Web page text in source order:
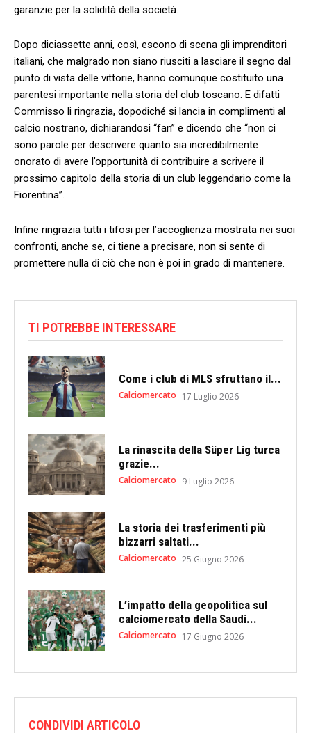
garanzie per la solidità della società.
Dopo diciassette anni, così, escono di scena gli imprenditori
italiani, che malgrado non siano riusciti a lasciare il segno dal
punto di vista delle vittorie, hanno comunque costituito una
parentesi importante nella storia del club toscano. E difatti
Commisso li ringrazia, dopodiché si lancia in complimenti al
calcio nostrano, dichiarandosi “fan” e dicendo che “non ci
sono parole per descrivere quanto sia incredibilmente
onorato di avere l’opportunità di contribuire a scrivere il
prossimo capitolo della storia di un club leggendario come la
Fiorentina”.
Infine ringrazia tutti i tifosi per l’accoglienza mostrata nei suoi
confronti, anche se, ci tiene a precisare, non si sente di
promettere nulla di ciò che non è poi in grado di mantenere.
TI POTREBBE INTERESSARE
Come i club di MLS sfruttano il...
Calciomercato 17 Luglio 2026
La rinascita della Süper Lig turca
grazie...
Calciomercato 9 Luglio 2026
La storia dei trasferimenti più
bizzarri saltati...
Calciomercato 25 Giugno 2026
L’impatto della geopolitica sul
calciomercato della Saudi...
Calciomercato 17 Giugno 2026
CONDIVIDI ARTICOLO